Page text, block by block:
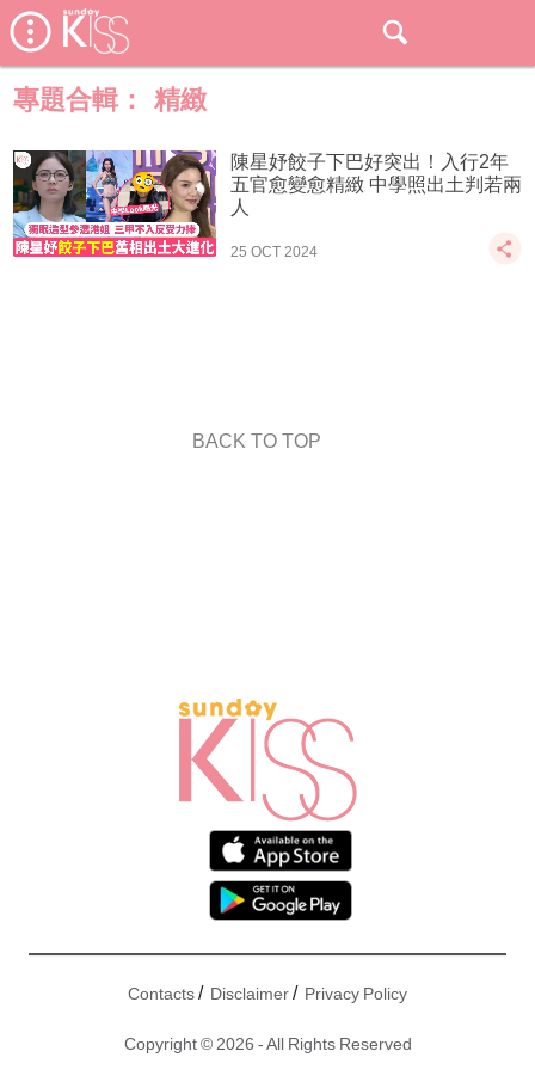
專題合輯： 精緻
陳星妤餃子下巴好突出！入行2年
五官愈變愈精緻 中學照出土判若兩
人
25 OCT 2024
BACK TO TOP
Contacts/ Disclaimer/ Privacy Policy
Copyright © 2026 - All Rights Reserved